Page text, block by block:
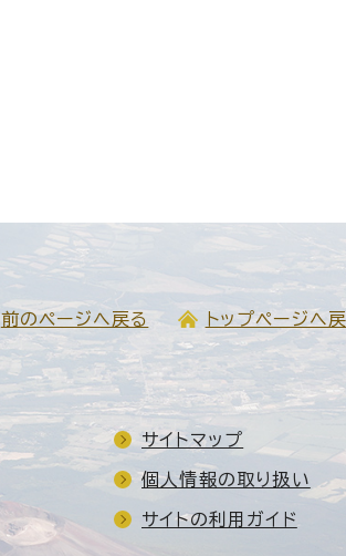
前のページへ戻る トップページへ
サイトマップ
個人情報の取り扱い
サイトの利用ガイド